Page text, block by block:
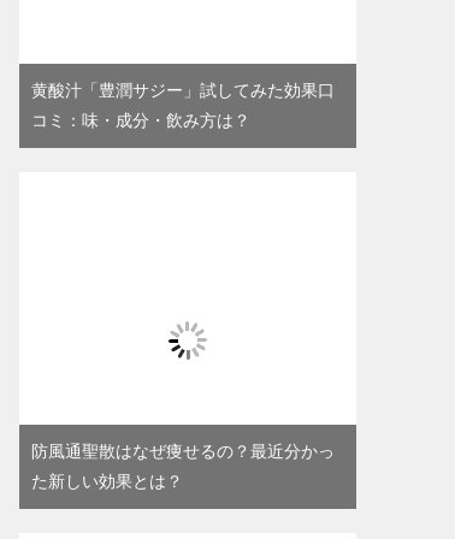
黄酸汁「豊潤サジー」試してみた効果口
コミ：味・成分・飲み方は？
防風通聖散はなぜ痩せるの？最近分かっ
た新しい効果とは？